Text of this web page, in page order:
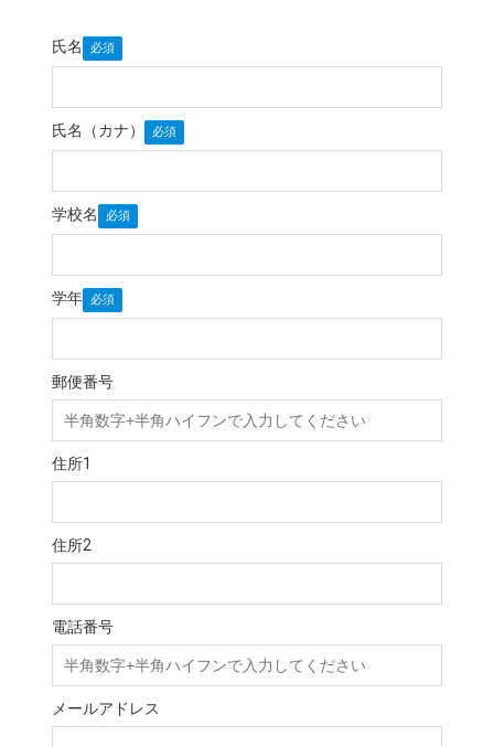
氏名
氏名（カナ）
学校名
学年
郵便番号
住所1
住所2
電話番号
メールアドレス